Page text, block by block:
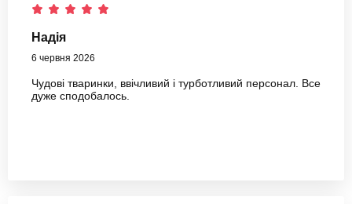
Надія
6 червня 2026
Чудові тваринки, ввічливий і турботливий персонал. Все
дуже сподобалось.